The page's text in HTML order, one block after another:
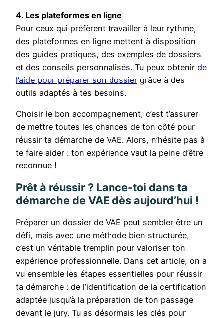
4. Les plateformes en ligne
Pour ceux qui préfèrent travailler à leur rythme,
des plateformes en ligne mettent à disposition
des guides pratiques, des exemples de dossiers
et des conseils personnalisés. Tu peux obtenir de
l’aide pour préparer son dossier grâce à des
outils adaptés à tes besoins.
Choisir le bon accompagnement, c’est t’assurer
de mettre toutes les chances de ton côté pour
réussir ta démarche de VAE. Alors, n’hésite pas à
te faire aider : ton expérience vaut la peine d’être
reconnue !
Prêt à réussir ? Lance-toi dans ta
démarche de VAE dès aujourd’hui !
Préparer un dossier de VAE peut sembler être un
défi, mais avec une méthode bien structurée,
c’est un véritable tremplin pour valoriser ton
expérience professionnelle. Dans cet article, on a
vu ensemble les étapes essentielles pour réussir
ta démarche : de l’identification de la certification
adaptée jusqu’à la préparation de ton passage
devant le jury. Tu as désormais les clés pour